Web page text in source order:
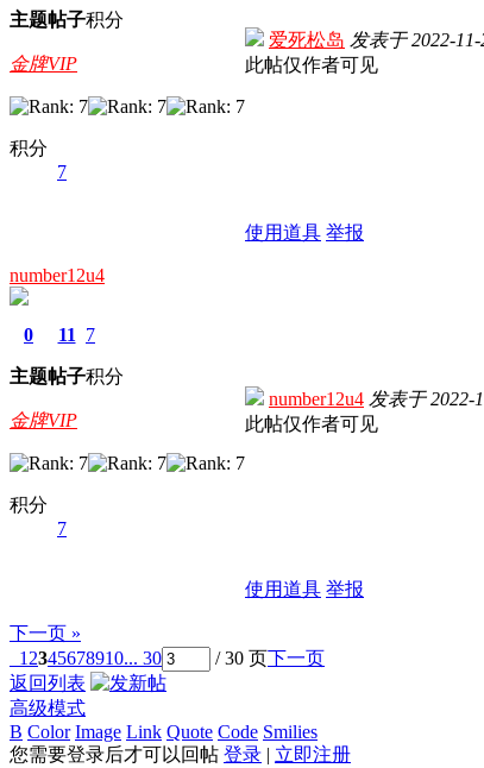
主题帖子积分
金牌VIP
积分
7
爱死松岛 发表于2022-11-
此帖仅作者可见
使用道具 举报
number12u4
0
主题
11
帖子
7
积分
金牌VIP
积分
7
number12u4 发表于2022-
此帖仅作者可见
使用道具 举报
下一页 »
1 2345678910... 30 / 30 页下一页
返回列表
高级模式
B Color Image Link Quote Code Smilies
您需要登录后才可以回帖 登录 | 立即注册